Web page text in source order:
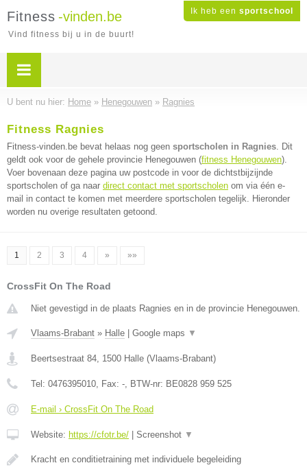
Ik heb een sportschool
Fitness -vinden.be
Vind fitness bij u in de buurt!
U bent nu hier: Home » Henegouwen » Ragnies
Fitness Ragnies
Fitness-vinden.be bevat helaas nog geen sportscholen in Ragnies. Dit
geldt ook voor de gehele provincie Henegouwen (fitness Henegouwen).
Voer bovenaan deze pagina uw postcode in voor de dichtstbijzijnde
sportscholen of ga naar direct contact met sportscholen om via één e-
mail in contact te komen met meerdere sportscholen tegelijk. Hieronder
worden nu overige resultaten getoond.
1 2 3 4 » »»
CrossFit On The Road
Niet gevestigd in de plaats Ragnies en in de provincie Henegouwen.
Vlaams-Brabant » Halle Google maps ▼
Beertsestraat 84, 1500 Halle (Vlaams-Brabant)
Tel: 0476395010, Fax: -, BTW-nr: BE0828 959 525
E-mail › CrossFit On The Road
Website: https://cfotr.be/ Screenshot ▼
Kracht en conditietraining met individuele begeleiding